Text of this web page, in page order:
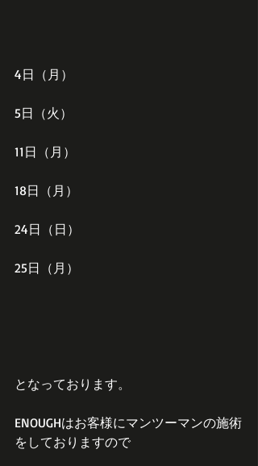
4日（月）
5日（火）
11日（月）
18日（月）
24日（日）
25日（月）
となっております。
ENOUGHはお客様にマンツーマンの施術
をしておりますので